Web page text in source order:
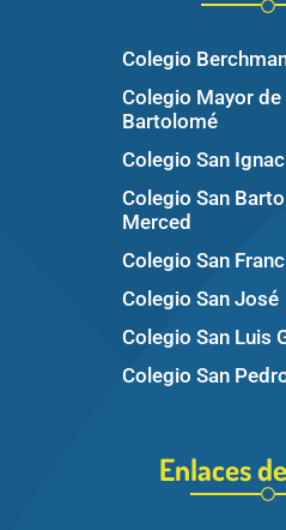
Colegio
Colegio Mayor de
Bartolomé
Colegio San
Colegio San
Merced
Colegio San
Colegio San José
Colegio San Luis
Colegio San
Enlaces